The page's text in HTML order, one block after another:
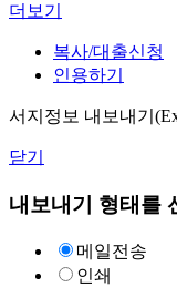
더보기
복사/대출신청
인용하기
서지정보 내보내기
닫기
내보내기 형태를
메일전송
인쇄